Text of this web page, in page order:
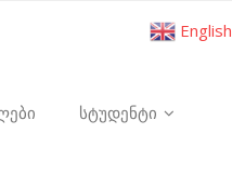
სტუდენტი
English